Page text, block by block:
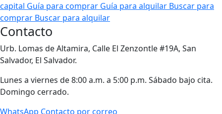
capital Guía para comprar Guía para alquilar Buscar para
comprar Buscar para alquilar
Contacto
Urb. Lomas de Altamira, Calle El Zenzontle #19A, San
Salvador, El Salvador.
Lunes a viernes de 8:00 a.m. a 5:00 p.m. Sábado bajo cita.
Domingo cerrado.
WhatsApp Contacto por correo